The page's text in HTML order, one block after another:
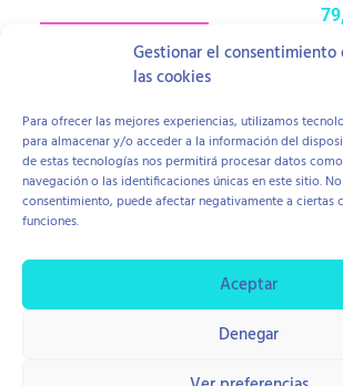
Gestionar el consentimiento
las cookies
Para ofrecer las mejores experiencias, utilizamos
para almacenar y/o acceder a la información del
de estas tecnologías nos permitirá procesar datos
navegación o las identificaciones únicas en este sitio.
consentimiento, puede afectar negativamente a ciertas
funciones.
Aceptar
Denegar
Añadir al carrito
Contratación y Devolución